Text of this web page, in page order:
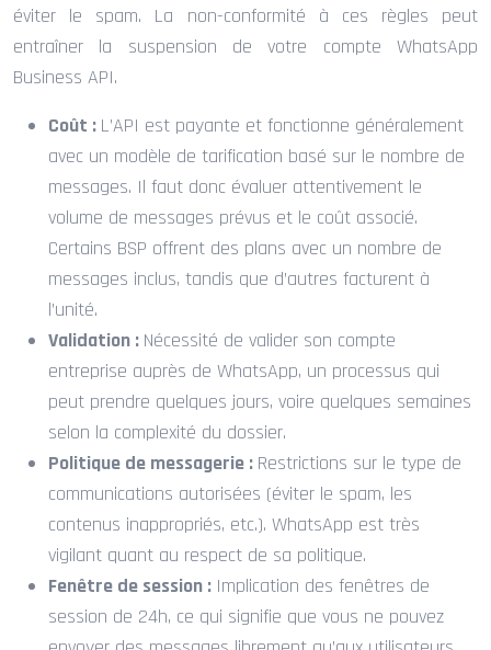
éviter le spam. La non-conformité à ces règles peut
entraîner la suspension de votre compte WhatsApp
Business API.
Coût : L’API est payante et fonctionne généralement
avec un modèle de tarification basé sur le nombre de
messages. Il faut donc évaluer attentivement le
volume de messages prévus et le coût associé.
Certains BSP offrent des plans avec un nombre de
messages inclus, tandis que d’autres facturent à
l’unité.
Validation : Nécessité de valider son compte
entreprise auprès de WhatsApp, un processus qui
peut prendre quelques jours, voire quelques semaines
selon la complexité du dossier.
Politique de messagerie : Restrictions sur le type de
communications autorisées (éviter le spam, les
contenus inappropriés, etc.). WhatsApp est très
vigilant quant au respect de sa politique.
Fenêtre de session : Implication des fenêtres de
session de 24h, ce qui signifie que vous ne pouvez